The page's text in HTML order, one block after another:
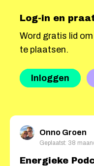
Log-in en
Word gratis lid
te plaatsen.
Inloggen
Onno Groen
Geplaatst: 38
Energieke